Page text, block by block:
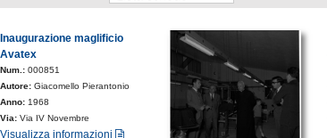
Inaugurazione maglificio
Avatex
Num.: 000851
Autore: Giacomello Pierantonio
Anno: 1968
Via: Via IV Novembre
Visualizza informazioni